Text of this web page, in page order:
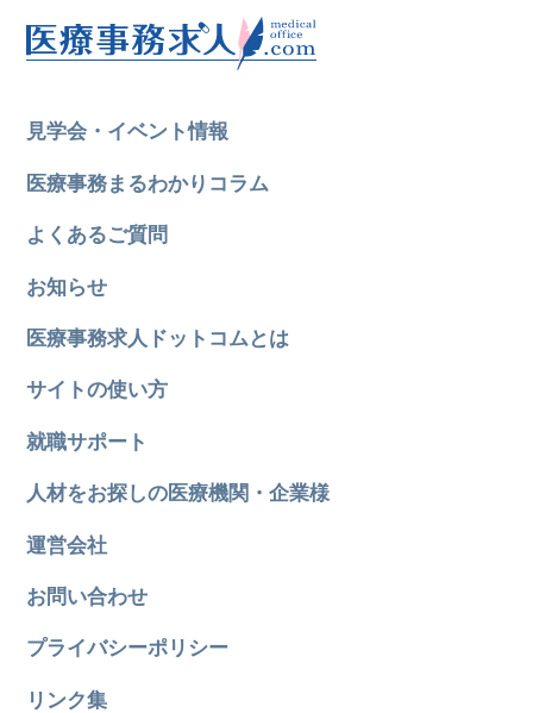
見学会・イベント情報
医療事務まるわかりコラム
よくあるご質問
お知らせ
医療事務求人ドットコムとは
サイトの使い方
就職サポート
人材をお探しの医療機関・企業様
運営会社
お問い合わせ
プライバシーポリシー
リンク集